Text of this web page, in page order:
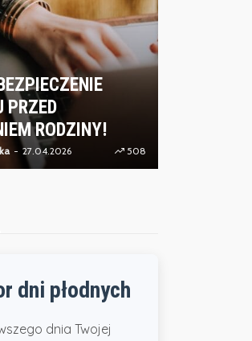
PRZED
RODZINY!
27.04.2026 508
dni płodnych
dnia Twojej